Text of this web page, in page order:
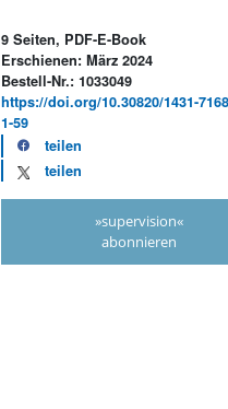
9 Seiten, PDF-E-Book
Erschienen: März 2024
Bestell-Nr.: 1033049
https://doi.org/10.30820/1431-
1-59
teilen
teilen
»supervision«
abonnieren